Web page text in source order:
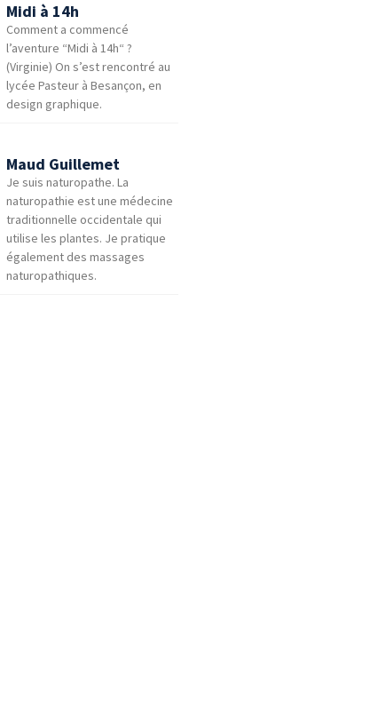
Midi à 14h
Comment a commencé
l’aventure “Midi à 14h“ ?
(Virginie) On s’est rencontré au
lycée Pasteur à Besançon, en
design graphique.
Maud Guillemet
Je suis naturopathe. La
naturopathie est une médecine
traditionnelle occidentale qui
utilise les plantes. Je pratique
également des massages
naturopathiques.